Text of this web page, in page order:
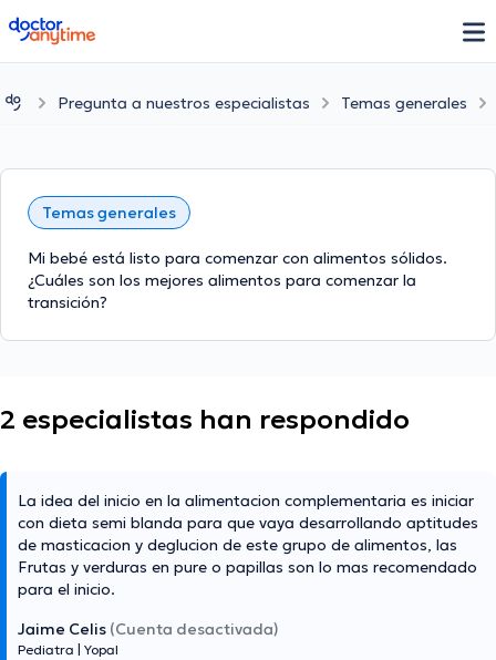
doctoranytime
Pregunta a nuestros especialistas Temas generales
Temas generales
Mi bebé está listo para comenzar con alimentos sólidos.
¿Cuáles son los mejores alimentos para comenzar la
transición?
2 especialistas han respondido
La idea del inicio en la alimentacion complementaria es iniciar
con dieta semi blanda para que vaya desarrollando aptitudes
de masticacion y deglucion de este grupo de alimentos, las
Frutas y verduras en pure o papillas son lo mas recomendado
para el inicio.
Jaime Celis (Cuenta desactivada)
Pediatra Yopal